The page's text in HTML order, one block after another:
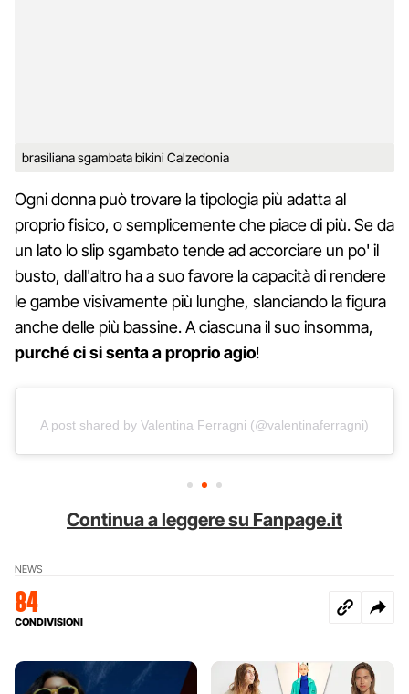
brasiliana sgambata bikini Calzedonia
Ogni donna può trovare la tipologia più adatta al
proprio fisico, o semplicemente che piace di più. Se da
un lato lo slip sgambato tende ad accorciare un po' il
busto, dall'altro ha a suo favore la capacità di rendere
le gambe visivamente più lunghe, slanciando la figura
anche delle più bassine. A ciascuna il suo insomma,
purché ci si senta a proprio agio!
A post shared by Valentina Ferragni (@valentinaferragni)
Continua a leggere su Fanpage.it
NEWS
84
CONDIVISIONI